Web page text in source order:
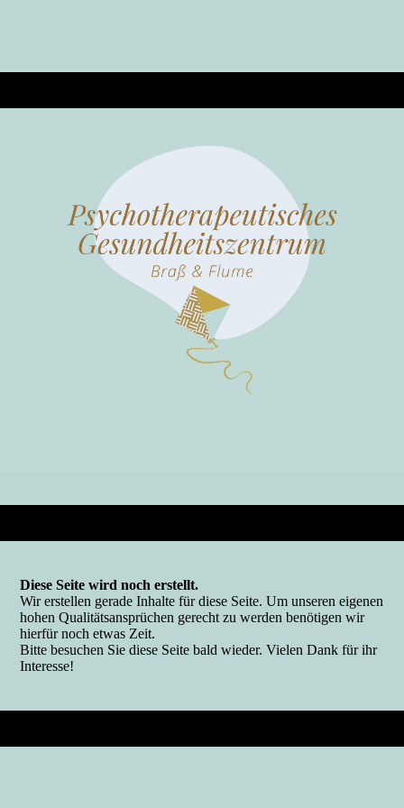
Diese Seite wird noch erstellt.
Wir erstellen gerade Inhalte für diese Seite. Um unseren eigenen
hohen Qualitätsansprüchen gerecht zu werden benötigen wir
hierfür noch etwas Zeit.
Bitte besuchen Sie diese Seite bald wieder. Vielen Dank für ihr
Interesse!